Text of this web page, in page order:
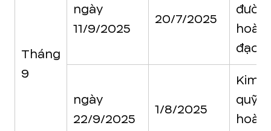
Tháng
9
ngày
11/9/2025
20/7/2025
đạo
ngày
22/9/2025
1/8/2025
Kim
quỹ